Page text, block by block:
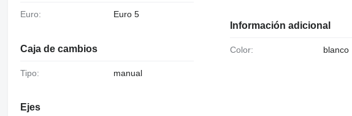
Euro: Euro 5
Caja de cambios
Tipo: manual
Ejes
Información adicional
Color: blanco